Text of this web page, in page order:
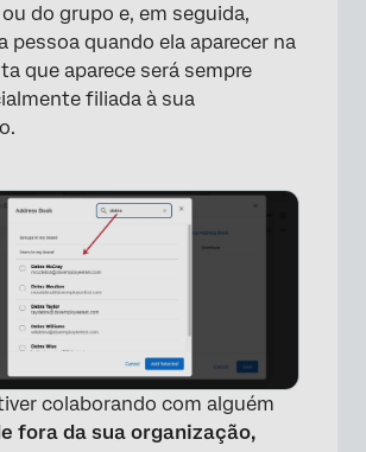
×
do grupo e, em seguida,
pessoa quando ela aparecer na
que aparece será sempre
filiada à sua
colaborando com alguém
fora da sua organização,